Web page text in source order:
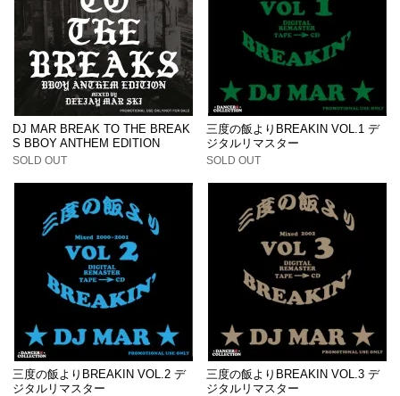
DJ MAR BREAK TO THE BREAK
S BBOY ANTHEM EDITION
SOLD OUT
三度の飯よりBREAKIN VOL.1 デ
ジタルリマスター
SOLD OUT
三度の飯よりBREAKIN VOL.2 デ
ジタルリマスター
三度の飯よりBREAKIN VOL.3 デ
ジタルリマスター